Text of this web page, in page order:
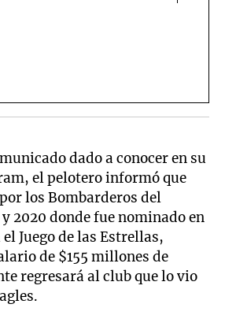
dado a conocer en su
el pelotero informó que
los Bombarderos del
2020 donde fue nominado en
Juego de las Estrellas,
de $155 millones de
regresará al club que lo vio